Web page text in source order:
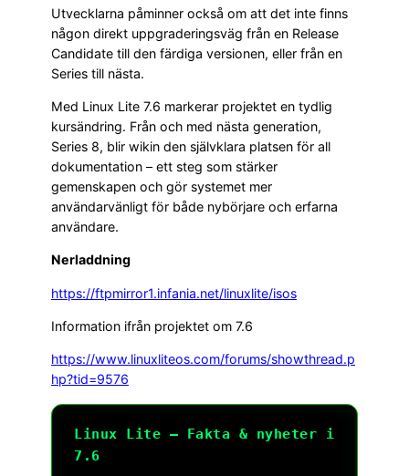
Utvecklarna påminner också om att det inte finns
någon direkt uppgraderingsväg från en Release
Candidate till den färdiga versionen, eller från en
Series till nästa.
Med Linux Lite 7.6 markerar projektet en tydlig
kursändring. Från och med nästa generation,
Series 8, blir wikin den självklara platsen för all
dokumentation – ett steg som stärker
gemenskapen och gör systemet mer
användarvänligt för både nybörjare och erfarna
användare.
Nerladdning
https://ftpmirror1.infania.net/linuxlite/isos
Information ifrån projektet om 7.6
https://www.linuxliteos.com/forums/showthread.p
hp?tid=9576
Linux Lite – Fakta & nyheter i
7.6